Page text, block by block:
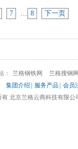
7 … 8 下一页